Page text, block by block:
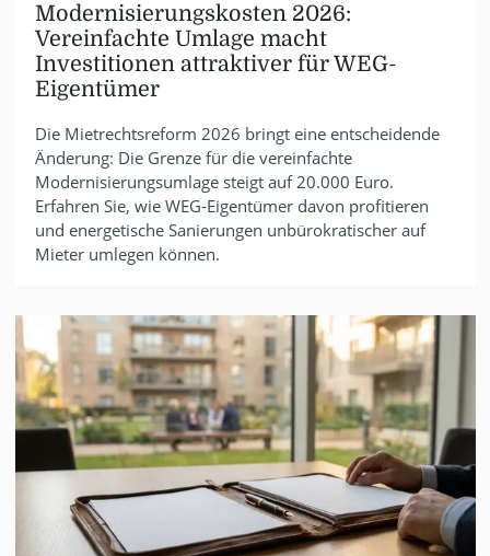
Modernisierungskosten 2026:
Vereinfachte Umlage macht
Investitionen attraktiver für WEG-
Eigentümer
Die Mietrechtsreform 2026 bringt eine entscheidende
Änderung: Die Grenze für die vereinfachte
Modernisierungsumlage steigt auf 20.000 Euro.
Erfahren Sie, wie WEG-Eigentümer davon profitieren
und energetische Sanierungen unbürokratischer auf
Mieter umlegen können.